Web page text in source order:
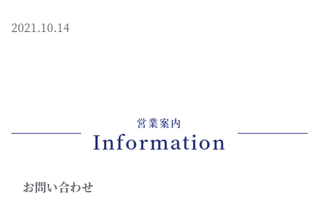
2021.10.14
営業案内
Information
お問い合わせ